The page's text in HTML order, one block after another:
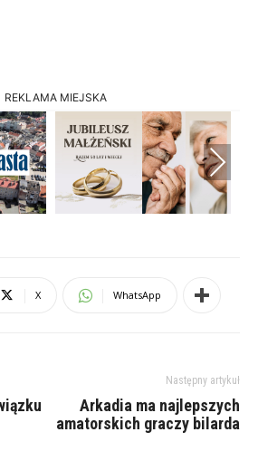
REKLAMA MIEJSKA
Next
X WhatsApp
Następny artykuł
Arkadia ma najlepszych
amatorskich graczy bilarda